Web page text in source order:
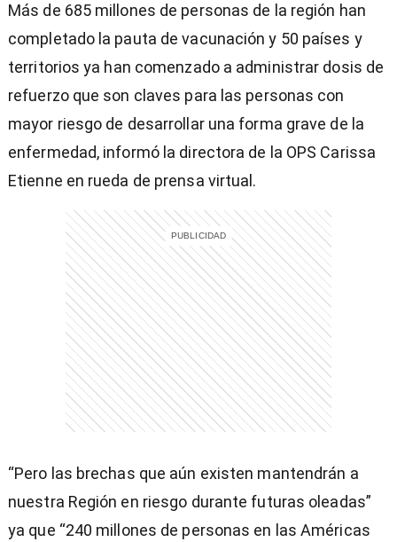
Más de 685 millones de personas de la región han
completado la pauta de vacunación y 50 países y
territorios ya han comenzado a administrar dosis de
refuerzo que son claves para las personas con
mayor riesgo de desarrollar una forma grave de la
enfermedad, informó la directora de la OPS Carissa
Etienne en rueda de prensa virtual.
“Pero las brechas que aún existen mantendrán a
nuestra Región en riesgo durante futuras oleadas”
ya que “240 millones de personas en las Américas